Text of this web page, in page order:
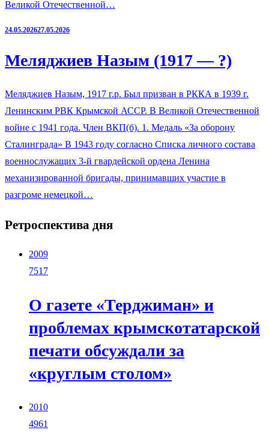
Великой Отечественной…
24.05.202627.05.2026
Меляджиев Назым (1917 — ?)
Меляджиев Назым, 1917 г.р. Был призван в РККА в 1939 г.
Ленинским РВК Крымской АССР. В Великой Отечественной
войне с 1941 года. Член ВКП(б). 1. Медаль «За оборону
Сталинграда» В 1943 году согласно Списка личного состава
военнослужащих 3-й гвардейской ордена Ленина
механизированной бригады, принимавших участие в
разгроме немецкой…
Ретроспектива дня
2009
7517
О газете «Терджиман» и
проблемах крымскотатарской
печати обсуждали за
«круглым столом»
2010
4961